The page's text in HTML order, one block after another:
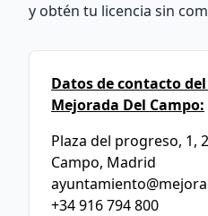
y obtén tu licencia sin
Datos de contacto
Mejorada Del Campo:
Plaza del progreso, 1,
Campo, Madrid
+34 916 794 800